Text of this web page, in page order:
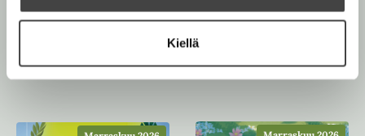
Kiellä
f
u
t
e
b
t
k
n
e
l
k
e
a
A
Muut teokset